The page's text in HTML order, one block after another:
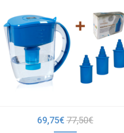
69,75€77,50€